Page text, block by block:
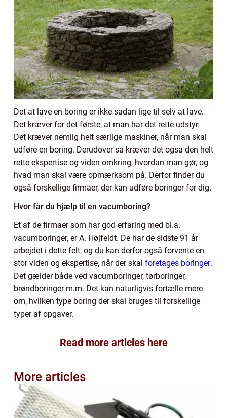
Det at lave en boring er ikke sådan lige til selv at lave.
Det kræver for det første, at man har det rette udstyr.
Det kræver nemlig helt særlige maskiner, når man skal
udføre en boring. Derudover så kræver det også den helt
rette ekspertise og viden omkring, hvordan man gør, og
hvad man skal være opmærksom på. Derfor finder du
også forskellige firmaer, der kan udføre boringer for dig.
Hvor får du hjælp til en vacumboring?
Et af de firmaer som har god erfaring med bl.a.
vacumboringer, er A. Højfeldt. De har de sidste 91 år
arbejdet i dette felt, og du kan derfor også forvente en
stor viden og ekspertise, når der skal foretages boringer.
Det gælder både ved vacumboringer, tørboringer,
brøndboringer m.m. Det kan naturligvis fortælle mere
om, hvilken type boring der skal bruges til forskellige
typer af opgaver.
Read more articles here
More articles